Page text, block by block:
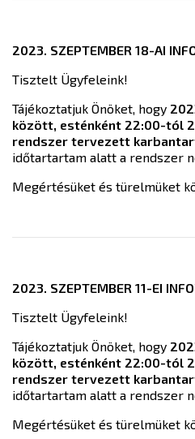
2023. SZEPTEMBER 18-AI
Tisztelt Ügyfeleink!
Tájékoztatjuk Önöket, hogy
között, esténként 22:00-tól
rendszer tervezett
időtartartam alatt a rendszer
Megértésüket és türelmüket
2023. SZEPTEMBER 11-EI
Tisztelt Ügyfeleink!
Tájékoztatjuk Önöket, hogy
között, esténként 22:00-tól
rendszer tervezett
időtartartam alatt a rendszer
Megértésüket és türelmüket